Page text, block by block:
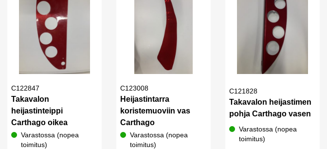
C122847
Takavalon
heijastinteippi
Carthago oikea
Varastossa (nopea
toimitus)
C123008
Heijastintarra
koristemuoviin vas
Carthago
Varastossa (nopea
toimitus)
C121828
Takavalon heijastimen
pohja Carthago vasen
Varastossa (nopea
toimitus)